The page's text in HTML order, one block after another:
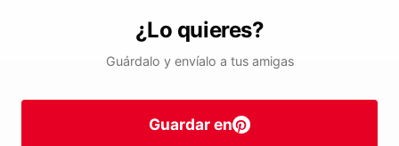
¿Lo quieres?
Guárdalo y envíalo a tus amigas
Guardar en